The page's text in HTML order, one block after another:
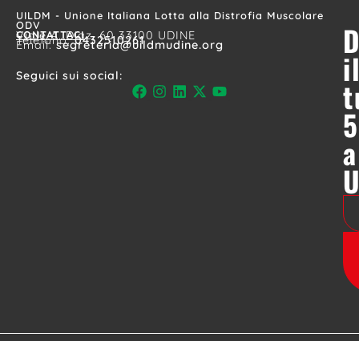
UILDM - Unione Italiana Lotta alla Distrofia Muscolare
ODV
CONTATTACI
Viale A. Diaz, 60 33100 UDINE
Telefono:0432510261
Email:segreteria@uildmudine.org
Seguici sui social:
a